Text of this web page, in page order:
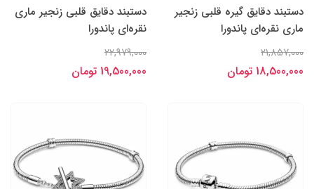
دستبند دقایق گیره‌ قلبی زنجیر
ماری نقره‌ای پاندورا
21,857,000
18,500,000 تومان
دستبند دقایق قلبی زنجیر ماری
نقره‌ای پاندورا
22,979,000
19,500,000 تومان